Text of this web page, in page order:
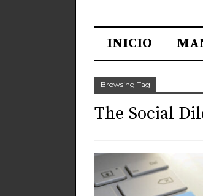
INICIO
Browsing Tag
The Social